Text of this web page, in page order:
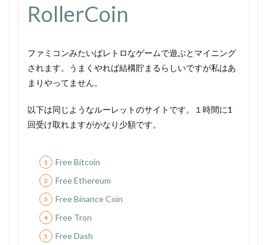
RollerCoin
ファミコンみたいばレトロなゲームで遊ぶとマイニング
されます。うまくやれば結構貯まるらしいですが私はあ
まりやってません。
以下は同じようなルーレットのサイトです。１時間に1
回受け取れますがかなり少額です。
Free Bitcoin
Free Ethereum
Free Binance Coin
Free Tron
Free Dash